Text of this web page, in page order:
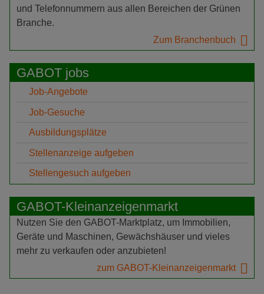
und Telefonnummern aus allen Bereichen der Grünen
Branche.
Zum Branchenbuch
GABOT jobs
Job-Angebote
Job-Gesuche
Ausbildungsplätze
Stellenanzeige aufgeben
Stellengesuch aufgeben
GABOT-Kleinanzeigenmarkt
Nutzen Sie den GABOT-Marktplatz, um Immobilien,
Geräte und Maschinen, Gewächshäuser und vieles
mehr zu verkaufen oder anzubieten!
zum GABOT-Kleinanzeigenmarkt